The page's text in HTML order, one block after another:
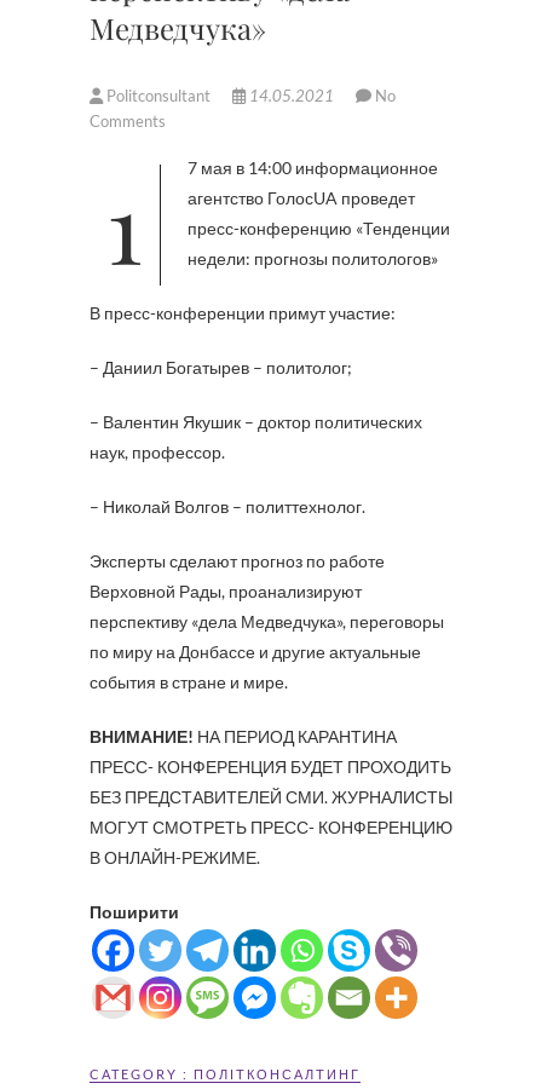
Медведчука»
Politconsultant 14.05.2021
No
Comments
17 мая в 14:00 информационное
агентство ГолосUA проведет
пресс-конференцию «Тенденции
недели: прогнозы политологов»
В пресс-конференции примут участие:
– Даниил Богатырев – политолог;
– Валентин Якушик – доктор политических
наук, профессор.
– Николай Волгов – политтехнолог.
Эксперты сделают прогноз по работе
Верховной Рады, проанализируют
перспективу «дела Медведчука», переговоры
по миру на Донбассе и другие актуальные
события в стране и мире.
ВНИМАНИЕ! НА ПЕРИОД КАРАНТИНА
ПРЕСС- КОНФЕРЕНЦИЯ БУДЕТ ПРОХОДИТЬ
БЕЗ ПРЕДСТАВИТЕЛЕЙ СМИ. ЖУРНАЛИСТЫ
МОГУТ СМОТРЕТЬ ПРЕСС- КОНФЕРЕНЦИЮ
В ОНЛАЙН-РЕЖИМЕ.
Поширити
CATEGORY : ПОЛІТКОНСАЛТИНГ